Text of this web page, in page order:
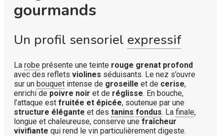
gourmands
Un profil sensoriel expressif
La robe présente une teinte rouge grenat profond
avec des reflets violines séduisants. Le nez s’ouvre
sur un bouquet intense de groseille et de cerise,
enrichi de poivre noir et de réglisse. En bouche,
l’attaque est fruitée et épicée, soutenue par une
structure élégante et des tanins fondus. La finale,
longue et chaleureuse, conserve une fraîcheur
vivifiante qui rend le vin particulièrement digeste.